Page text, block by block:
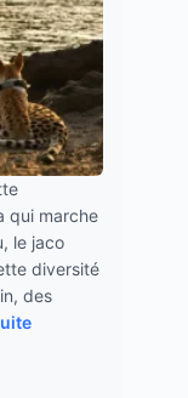
qui marche
le jaco
diversité
des